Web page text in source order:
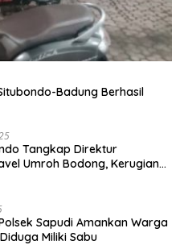
Badung Berhasil
Tangkap Direktur
Umroh Bodong, Kerugian
Sapudi Amankan Warga
Miliki Sabu